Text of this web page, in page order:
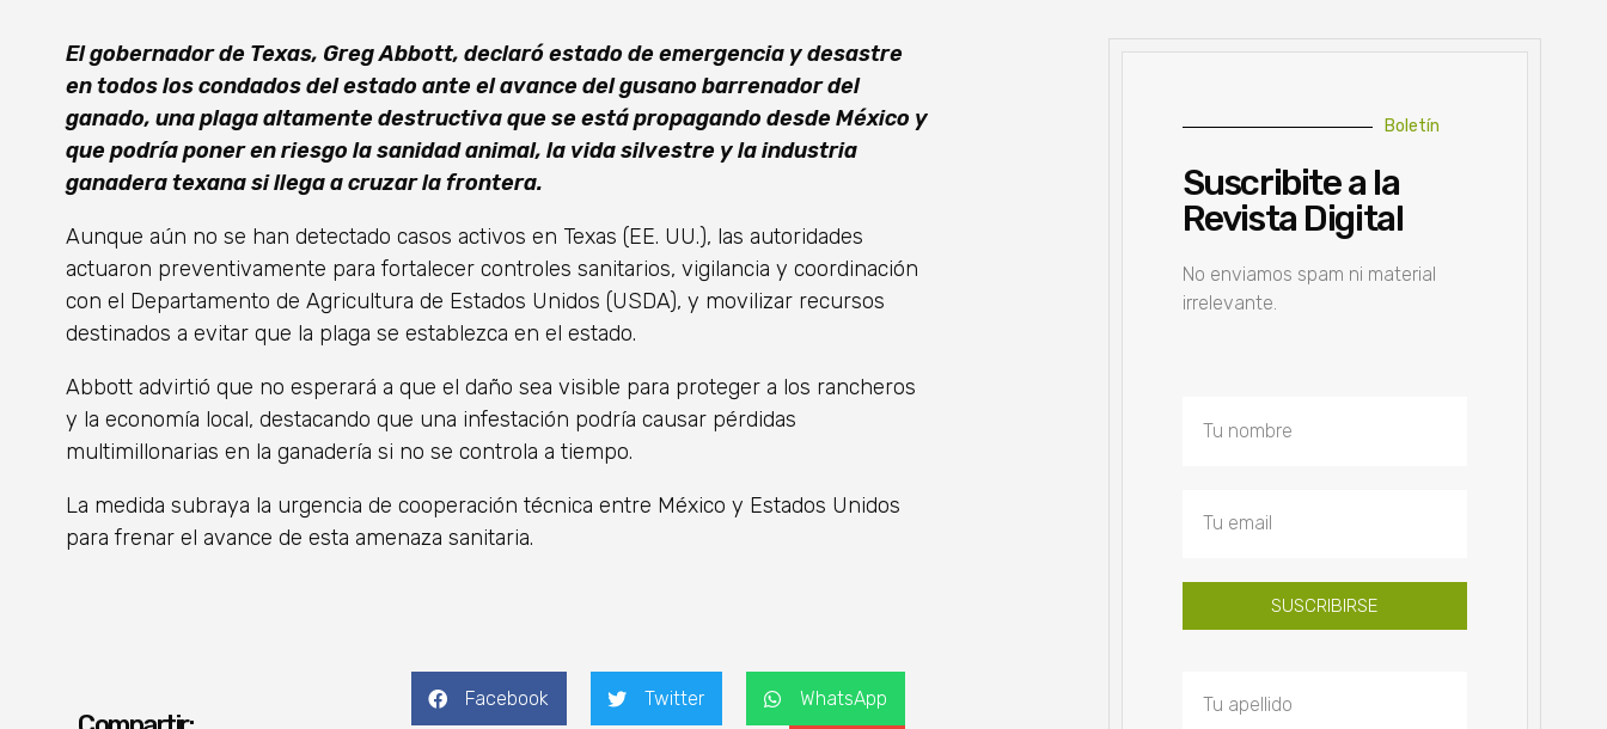
El gobernador de Texas, Greg Abbott, declaró estado de emergencia y desastre
en todos los condados del estado ante el avance del gusano barrenador del
ganado, una plaga altamente destructiva que se está propagando desde México y
que podría poner en riesgo la sanidad animal, la vida silvestre y la industria
ganadera texana si llega a cruzar la frontera.
Aunque aún no se han detectado casos activos en Texas (EE. UU.), las autoridades
actuaron preventivamente para fortalecer controles sanitarios, vigilancia y coordinación
con el Departamento de Agricultura de Estados Unidos (USDA), y movilizar recursos
destinados a evitar que la plaga se establezca en el estado.
Abbott advirtió que no esperará a que el daño sea visible para proteger a los rancheros
y la economía local, destacando que una infestación podría causar pérdidas
multimillonarias en la ganadería si no se controla a tiempo.
La medida subraya la urgencia de cooperación técnica entre México y Estados Unidos
para frenar el avance de esta amenaza sanitaria.
Facebook Twitter WhatsApp
Boletín
Suscribite a la
Revista Digital
No enviamos spam ni material
irrelevante.
SUSCRIBIRSE